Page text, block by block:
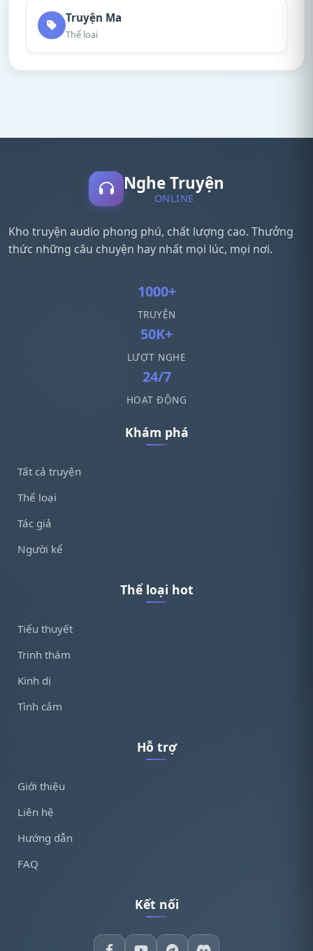
Truyện Ma
Thể loại
Nghe Truyện
ONLINE
Kho truyện audio phong phú, chất lượng cao. Thưởng
thức những câu chuyện hay nhất mọi lúc, mọi nơi.
1000+
TRUYỆN
50K+
LƯỢT NGHE
24/7
HOẠT ĐỘNG
Khám phá
Tất cả truyện
Thể loại
Tác giả
Người kể
Thể loại hot
Tiểu thuyết
Trinh thám
Kinh dị
Tình cảm
Hỗ trợ
Giới thiệu
Liên hệ
Hướng dẫn
FAQ
Kết nối